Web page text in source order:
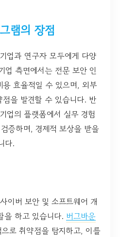
램의 장점
업과 연구자 모두에게 다양
업 측면에서는 전문 보안 인
효율적일 수 있으며, 외부
을 발견할 수 있습니다. 반
업의 플랫폼에서 실무 경험
증하며, 경제적 보상을 받을
다.
이버 보안 및 소프트웨어 개
을 하고 있습니다. 버그바운
로 취약점을 탐지하고, 이를